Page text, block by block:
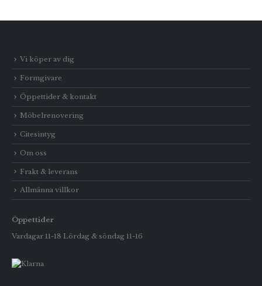
Vi köper av dig
Formgivare
Öppettider & kontakt
Möbelrenovering
Citesintyg
Om oss
Frakt & leverans
Allmänna villkor
Öppettider
Vardagar 11-18 Lördag & söndag 11-16